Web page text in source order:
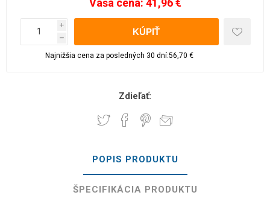
Vaša cena: 41,96 €
i
h
Najnižšia cena za posledných 30 dní:56,70 €
Zdieľať:
POPIS PRODUKTU
ŠPECIFIKÁCIA PRODUKTU